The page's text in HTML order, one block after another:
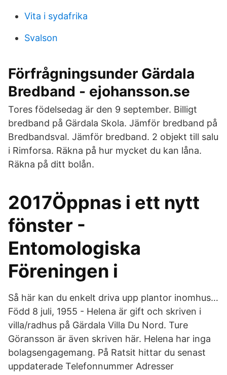
Vita i sydafrika
Svalson
Förfrågningsunder Gärdala
Bredband - ejohansson.se
Tores födelsedag är den 9 september. Billigt
bredband på Gärdala Skola. Jämför bredband på
Bredbandsval. Jämför bredband. 2 objekt till salu
i Rimforsa. Räkna på hur mycket du kan låna.
Räkna på ditt bolån.
2017Öppnas i ett nytt
fönster -
Entomologiska
Föreningen i
Så här kan du enkelt driva upp plantor inomhus…
Född 8 juli, 1955 - Helena är gift och skriven i
villa/radhus på Gärdala Villa Du Nord. Ture
Göransson är även skriven här. Helena har inga
bolagsengagemang. På Ratsit hittar du senast
uppdaterade Telefonnummer Adresser